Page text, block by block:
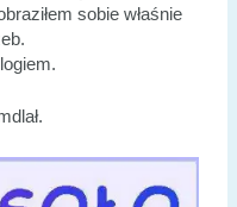
sobie właśnie